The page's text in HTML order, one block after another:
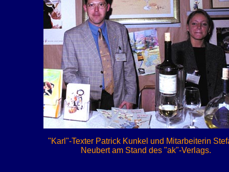
"Karl"-Texter Patrick Kunkel und Mitarbeiterin
Neubert am Stand des "ak"-Verlags.